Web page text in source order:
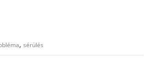
, sérülés